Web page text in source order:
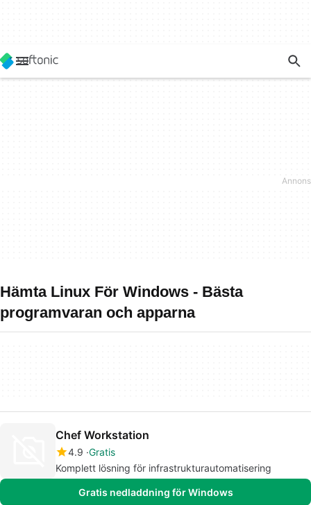
Hämta Linux För Windows - Bästa
programvaran och apparna
Chef Workstation
4.9 Gratis
Komplett lösning för infrastrukturautomatisering
Gratis nedladdning för Windows